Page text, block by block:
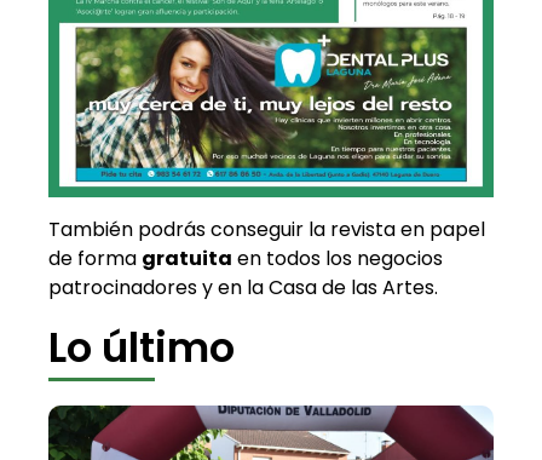
También podrás conseguir la revista en papel
de forma gratuita en todos los negocios
patrocinadores y en la Casa de las Artes.
Lo último